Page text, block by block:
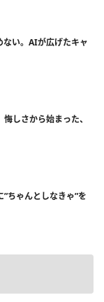
い。AIが広げたキャ
しさから始まった、
ちゃんとしなきゃ”を